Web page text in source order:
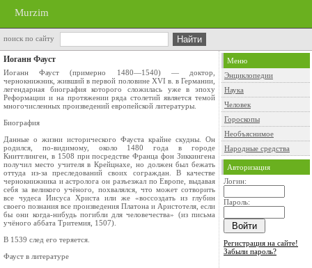
Murzim
поиск по сайту
Иоганн Фауст
Иоганн Фауст (примерно 1480—1540) — доктор,
чернокнижник, живший в первой половине XVI в. в Германии,
легендарная биография которого сложилась уже в эпоху
Реформации и на протяжении ряда столетий является темой
многочисленных произведений европейской литературы.
Биография
Данные о жизни исторического Фауста крайне скудны. Он
родился, по-видимому, около 1480 года в городе
Книттлинген, в 1508 при посредстве Франца фон Зиккингена
получил место учителя в Крейцнахе, но должен был бежать
оттуда из-за преследований своих сограждан. В качестве
чернокнижника и астролога он разъезжал по Европе, выдавая
себя за великого учёного, похвалялся, что может сотворить
все чудеса Иисуса Христа или же «воссоздать из глубин
своего познания все произведения Платона и Аристотеля, если
бы они когда-нибудь погибли для человечества» (из письма
учёного аббата Тритемия, 1507).
В 1539 след его теряется.
Фауст в литературе
Меню
Энциклопедии
Наука
Человек
Гороскопы
Необъяснимое
Народные средства
Авторизация
Логин:
Пароль:
Регистрация на сайте!
Забыли пароль?